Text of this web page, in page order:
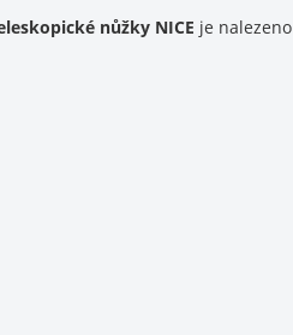
nůžky NICE je nalezeno